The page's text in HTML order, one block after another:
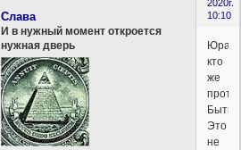
2020г.
10:10
Слава
И в нужный момент откроется
нужная дверь
Юра,
кто
же
Это
не